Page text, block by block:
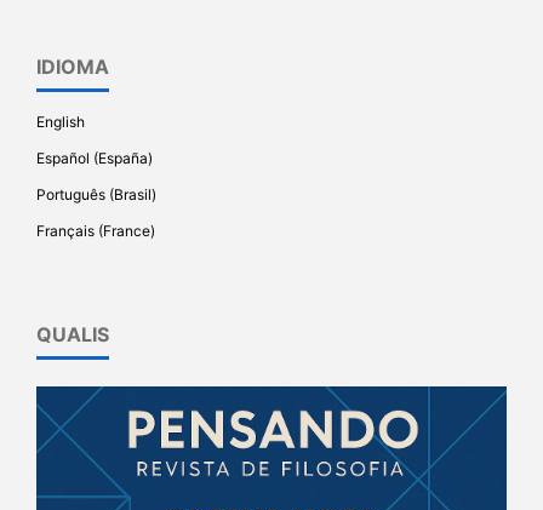
IDIOMA
English
Español (España)
Português (Brasil)
Français (France)
QUALIS